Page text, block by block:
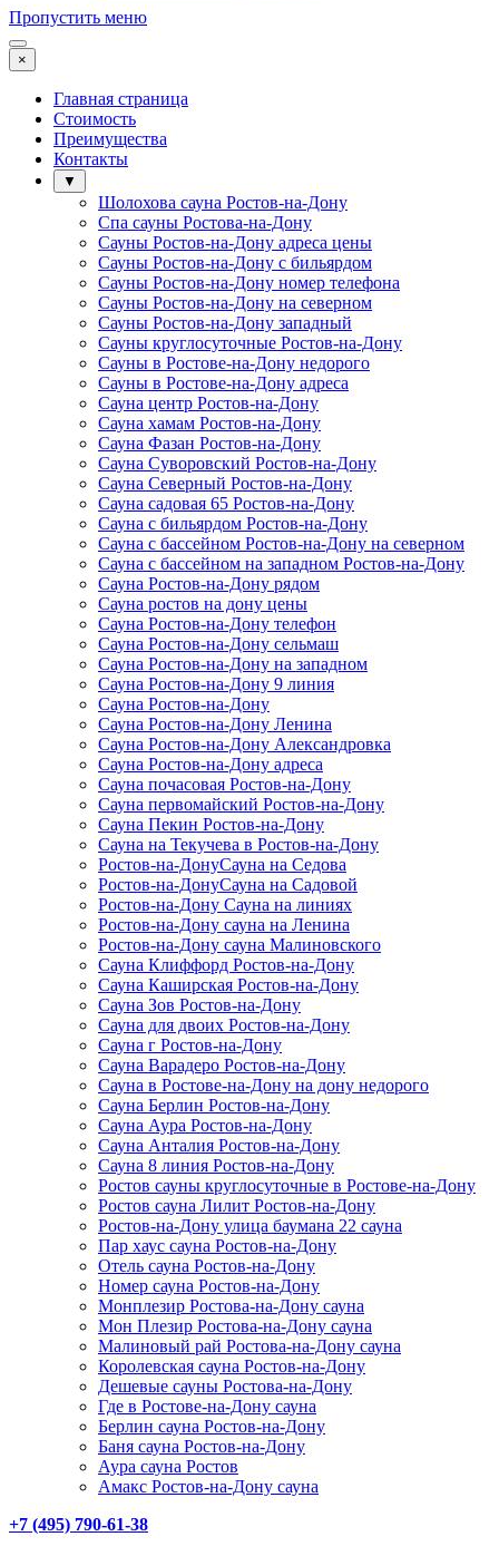
Пропустить меню
×
Главная страница
Стоимость
Преимущества
Контакты
▼
Шолохова сауна Ростов-на-Дону
Спа сауны Ростова-на-Дону
Сауны Ростов-на-Дону адреса цены
Сауны Ростов-на-Дону с бильярдом
Сауны Ростов-на-Дону номер телефона
Сауны Ростов-на-Дону на северном
Сауны Ростов-на-Дону западный
Сауны круглосуточные Ростов-на-Дону
Сауны в Ростове-на-Дону недорого
Сауны в Ростове-на-Дону адреса
Сауна центр Ростов-на-Дону
Сауна хамам Ростов-на-Дону
Сауна Фазан Ростов-на-Дону
Сауна Суворовский Ростов-на-Дону
Сауна Северный Ростов-на-Дону
Сауна садовая 65 Ростов-на-Дону
Сауна с бильярдом Ростов-на-Дону
Сауна с бассейном Ростов-на-Дону на северном
Сауна с бассейном на западном Ростов-на-Дону
Сауна Ростов-на-Дону рядом
Сауна ростов на дону цены
Сауна Ростов-на-Дону телефон
Сауна Ростов-на-Дону сельмаш
Сауна Ростов-на-Дону на западном
Сауна Ростов-на-Дону 9 линия
Сауна Ростов-на-Дону
Сауна Ростов-на-Дону Ленина
Сауна Ростов-на-Дону Александровка
Сауна Ростов-на-Дону адреса
Сауна почасовая Ростов-на-Дону
Сауна первомайский Ростов-на-Дону
Сауна Пекин Ростов-на-Дону
Сауна на Текучева в Ростов-на-Дону
Ростов-на-ДонуСауна на Седова
Ростов-на-ДонуСауна на Садовой
Ростов-на-Дону Сауна на линиях
Ростов-на-Дону сауна на Ленина
Ростов-на-Дону сауна Малиновского
Сауна Клиффорд Ростов-на-Дону
Сауна Каширская Ростов-на-Дону
Сауна Зов Ростов-на-Дону
Сауна для двоих Ростов-на-Дону
Сауна г Ростов-на-Дону
Сауна Варадеро Ростов-на-Дону
Сауна в Ростове-на-Дону на дону недорого
Сауна Берлин Ростов-на-Дону
Сауна Аура Ростов-на-Дону
Сауна Анталия Ростов-на-Дону
Сауна 8 линия Ростов-на-Дону
Ростов сауны круглосуточные в Ростове-на-Дону
Ростов сауна Лилит Ростов-на-Дону
Ростов-на-Дону улица баумана 22 сауна
Пар хаус сауна Ростов-на-Дону
Отель сауна Ростов-на-Дону
Номер сауна Ростов-на-Дону
Монплезир Ростова-на-Дону сауна
Мон Плезир Ростова-на-Дону сауна
Малиновый рай Ростова-на-Дону сауна
Королевская сауна Ростов-на-Дону
Дешевые сауны Ростова-на-Дону
Где в Ростове-на-Дону сауна
Берлин сауна Ростов-на-Дону
Баня сауна Ростов-на-Дону
Аура сауна Ростов
Амакс Ростов-на-Дону сауна
+7 (495) 790-61-38